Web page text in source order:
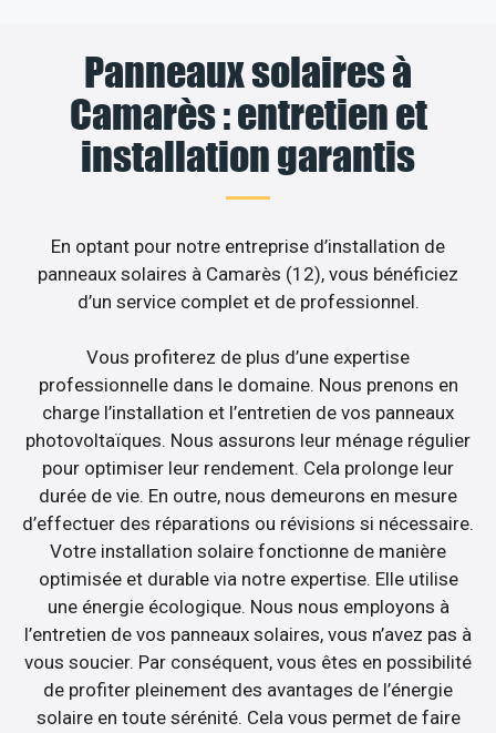
Panneaux solaires à
Camarès : entretien et
installation garantis
En optant pour notre entreprise d’installation de
panneaux solaires à Camarès (12), vous bénéficiez
d’un service complet et de professionnel.
Vous profiterez de plus d’une expertise
professionnelle dans le domaine. Nous prenons en
charge l’installation et l’entretien de vos panneaux
photovoltaïques. Nous assurons leur ménage régulier
pour optimiser leur rendement. Cela prolonge leur
durée de vie. En outre, nous demeurons en mesure
d’effectuer des réparations ou révisions si nécessaire.
Votre installation solaire fonctionne de manière
optimisée et durable via notre expertise. Elle utilise
une énergie écologique. Nous nous employons à
l’entretien de vos panneaux solaires, vous n’avez pas à
vous soucier. Par conséquent, vous êtes en possibilité
de profiter pleinement des avantages de l’énergie
solaire en toute sérénité. Cela vous permet de faire